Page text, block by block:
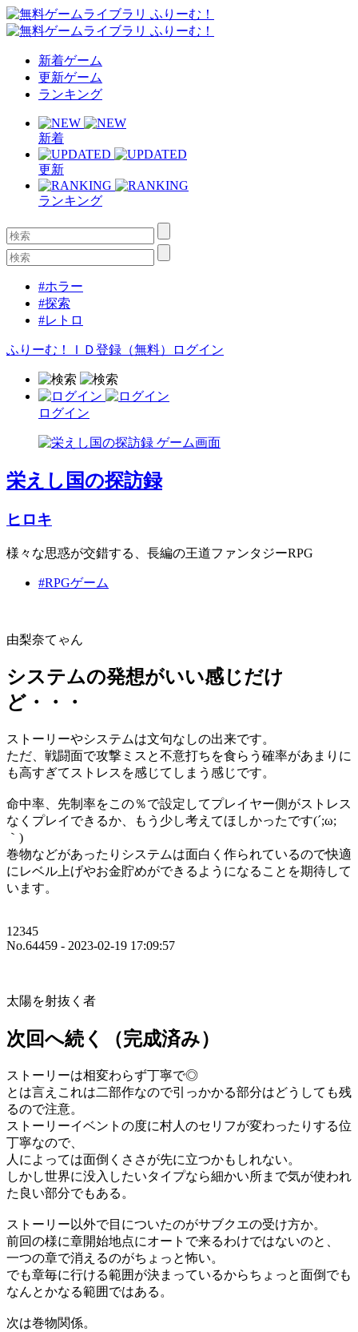
新着ゲーム
更新ゲーム
ランキング
新着
更新
ランキング
#ホラー
#探索
#レトロ
ふりーむ！ＩＤ登録（無料） ログイン
ログイン
栄えし国の探訪録
ヒロキ
様々な思惑が交錯する、長編の王道ファンタジーRPG
#RPGゲーム
由梨奈てゃん
システムの発想がいい感じだけ
ど・・・
ストーリーやシステムは文句なしの出来です。
ただ、戦闘面で攻撃ミスと不意打ちを食らう確率があまりに
も高すぎてストレスを感じてしまう感じです。
命中率、先制率をこの％で設定してプレイヤー側がストレス
なくプレイできるか、もう少し考えてほしかったです(´;ω;
｀)
巻物などがあったりシステムは面白く作られているので快適
にレベル上げやお金貯めができるようになることを期待して
います。
12345
No.64459 - 2023-02-19 17:09:57
太陽を射抜く者
次回へ続く（完成済み）
ストーリーは相変わらず丁寧で◎
とは言えこれは二部作なので引っかかる部分はどうしても残
るので注意。
ストーリーイベントの度に村人のセリフが変わったりする位
丁寧なので、
人によっては面倒くささが先に立つかもしれない。
しかし世界に没入したいタイプなら細かい所まで気が使われ
た良い部分でもある。
ストーリー以外で目についたのがサブクエの受け方か。
前回の様に章開始地点にオートで来るわけではないのと、
一つの章で消えるのがちょっと怖い。
でも章毎に行ける範囲が決まっているからちょっと面倒でも
なんとかなる範囲ではある。
次は巻物関係。